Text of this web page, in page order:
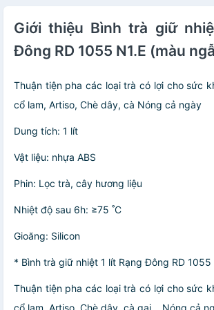
Giới thiệu Bình trà giữ
Đông RD 1055 N1.E (màu
Thuận tiện pha các loại trà có lợi cho sức
cổ lam, Artiso, Chè dây, cà Nóng cả ngày
Dung tích: 1 lít
Vật liệu: nhựa ABS
Phin: Lọc trà, cây hương liệu
Nhiệt độ sau 6h: ≥75 ˚C
Gioăng: Silicon
* Bình trà giữ nhiệt 1 lít Rạng Đông RD 1055
Thuận tiện pha các loại trà có lợi cho sức
cổ lam, Artiso, Chè dây, cà gai... Nóng cả